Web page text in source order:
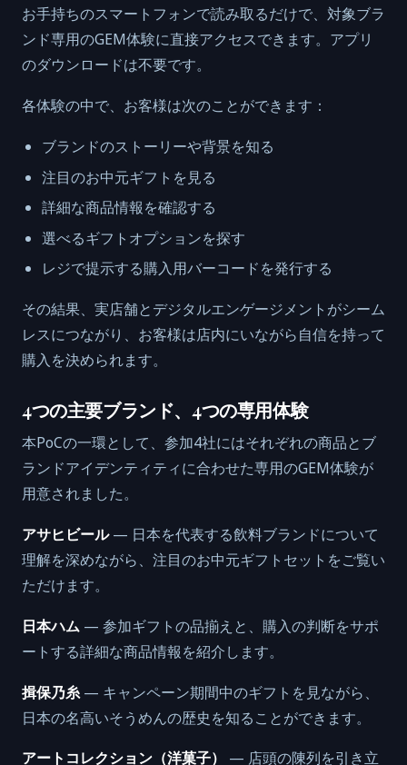
お手持ちのスマートフォンで読み取るだけで、対象ブラ
ンド専用のGEM体験に直接アクセスできます。アプリ
のダウンロードは不要です。
各体験の中で、お客様は次のことができます：
ブランドのストーリーや背景を知る
注目のお中元ギフトを見る
詳細な商品情報を確認する
選べるギフトオプションを探す
レジで提示する購入用バーコードを発行する
その結果、実店舗とデジタルエンゲージメントがシーム
レスにつながり、お客様は店内にいながら自信を持って
購入を決められます。
4つの主要ブランド、4つの専用体験
本PoCの一環として、参加4社にはそれぞれの商品とブ
ランドアイデンティティに合わせた専用のGEM体験が
用意されました。
アサヒビール— 日本を代表する飲料ブランドについて
理解を深めながら、注目のお中元ギフトセットをご覧い
ただけます。
日本ハム — 参加ギフトの品揃えと、購入の判断をサポ
ートする詳細な商品情報を紹介します。
揖保乃糸— キャンペーン期間中のギフトを見ながら、
日本の名高いそうめんの歴史を知ることができます。
アートコレクション（洋菓子） — 店頭の陳列を引き立